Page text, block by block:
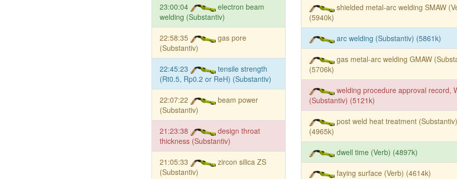
23:00:04
electron beam
welding (Substantiv)
22:58:35
gas pore
(Substantiv)
22:45:23
tensile strength
(Rt0.5, Rp0.2 or ReH) (Substantiv)
22:07:22
beam power
(Substantiv)
21:23:38
design throat
thickness (Substantiv)
21:05:33
zircon silica ZS
(Substantiv)
shielded metal-arc welding SMAW
(5940k)
arc welding (Substantiv) (5861k)
gas metal-arc welding GMAW
(5706k)
welding procedure approval record,
(Substantiv) (5121k)
post weld heat treatment (Substantiv)
(4965k)
dwell time (Verb) (4897k)
faying surface (Verb) (4614k)